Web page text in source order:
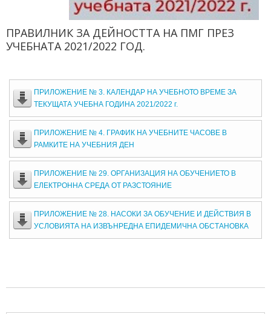
ПРАВИЛНИК ЗА ДЕЙНОСТТА НА ПМГ ПРЕЗ
УЧЕБНАТА 2021/2022 ГОД.
ПРИЛОЖЕНИЕ № 3. КАЛЕНДАР НА УЧЕБНОТО ВРЕМЕ ЗА
ТЕКУЩАТА УЧЕБНА ГОДИНА 2021/2022 г.
ПРИЛОЖЕНИЕ № 4. ГРАФИК НА УЧЕБНИТЕ ЧАСОВЕ В
РАМКИТЕ НА УЧЕБНИЯ ДЕН
ПРИЛОЖЕНИЕ № 29. ОРГАНИЗАЦИЯ НА ОБУЧЕНИЕТО В
ЕЛЕКТРОННА СРЕДА ОТ РАЗСТОЯНИЕ
ПРИЛОЖЕНИЕ № 28. НАСОКИ ЗА ОБУЧЕНИЕ И ДЕЙСТВИЯ В
УСЛОВИЯТА НА ИЗВЪНРЕДНА ЕПИДЕМИЧНА ОБСТАНОВКА